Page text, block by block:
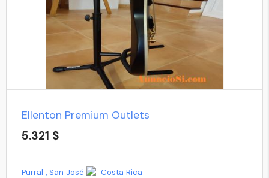
Ellenton Premium Outlets
5.321 $
Purral , San José Costa Rica